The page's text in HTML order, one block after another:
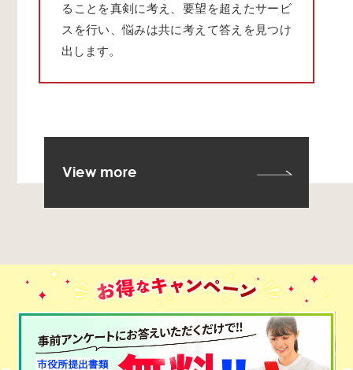
ることを真剣に考え、要望を超えたサービ
スを行い、悩みは共に考えて答えを見つけ
出します。
View more